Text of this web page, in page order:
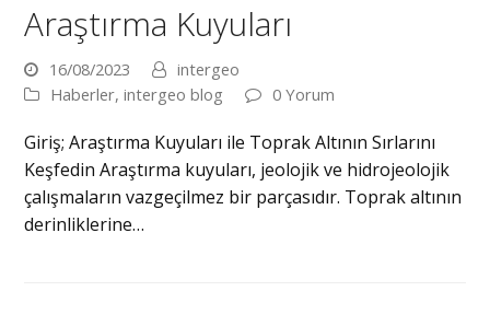
Araştırma Kuyuları
16/08/2023
intergeo
Haberler,intergeo blog 0 Yorum
Giriş; Araştırma Kuyuları ile Toprak Altının Sırlarını
Keşfedin Araştırma kuyuları, jeolojik ve hidrojeolojik
çalışmaların vazgeçilmez bir parçasıdır. Toprak altının
derinliklerine…